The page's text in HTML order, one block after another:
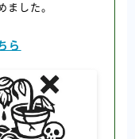
ました。
ら